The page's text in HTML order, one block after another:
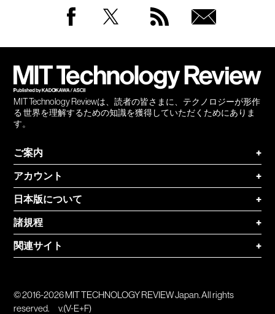
MIT Technology Reviewは、読者の皆さまに、テクノロジーが形作
る 世界を理解するための知識を獲得していただくためにありま
す。
ご案内
+
アカウント
+
日本版について
+
諸規程
+
関連サイト
+
© 2016-2026 MIT TECHNOLOGY REVIEW Japan. All rights
reserved.
v.(V-E+F)